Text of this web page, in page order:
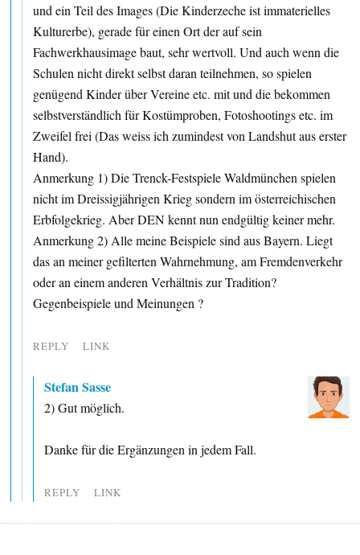
und ein Teil des Images (Die Kinderzeche ist immaterielles
Kulturerbe), gerade für einen Ort der auf sein
Fachwerkhausimage baut, sehr wertvoll. Und auch wenn die
Schulen nicht direkt selbst daran teilnehmen, so spielen
genügend Kinder über Vereine etc. mit und die bekommen
selbstverständlich für Kostümproben, Fotoshootings etc. im
Zweifel frei (Das weiss ich zumindest von Landshut aus erster
Hand).
Anmerkung 1) Die Trenck-Festspiele Waldmünchen spielen
nicht im Dreissigjährigen Krieg sondern im österreichischen
Erbfolgekrieg. Aber DEN kennt nun endgültig keiner mehr.
Anmerkung 2) Alle meine Beispiele sind aus Bayern. Liegt
das an meiner gefilterten Wahrnehmung, am Fremdenverkehr
oder an einem anderen Verhältnis zur Tradition?
Gegenbeispiele und Meinungen ?
REPLY LINK
Stefan Sasse
2) Gut möglich.
Danke für die Ergänzungen in jedem Fall.
REPLY LINK